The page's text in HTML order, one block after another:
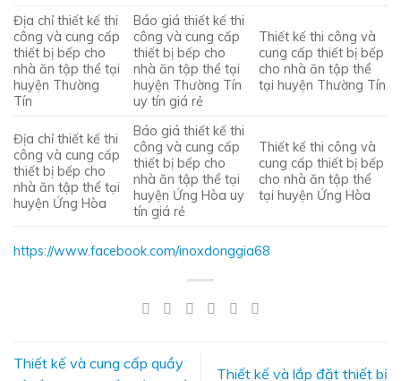
Địa chỉ thiết kế thi
công và cung cấp
thiết bị bếp cho
nhà ăn tập thể tại
huyện Thường
Tín
Báo giá thiết kế thi
công và cung cấp
thiết bị bếp cho
nhà ăn tập thể tại
huyện Thường Tín
uy tín giá rẻ
Thiết kế thi công và
cung cấp thiết bị bếp
cho nhà ăn tập thể
tại huyện Thường Tín
Địa chỉ thiết kế thi
công và cung cấp
thiết bị bếp cho
nhà ăn tập thể tại
huyện Ứng Hòa
Báo giá thiết kế thi
công và cung cấp
thiết bị bếp cho
nhà ăn tập thể tại
huyện Ứng Hòa uy
tín giá rẻ
Thiết kế thi công và
cung cấp thiết bị bếp
cho nhà ăn tập thể
tại huyện Ứng Hòa
https://www.facebook.com/inoxdonggia68
Thiết kế và cung cấp quầy
Thiết kế và lắp đặt thiết bị